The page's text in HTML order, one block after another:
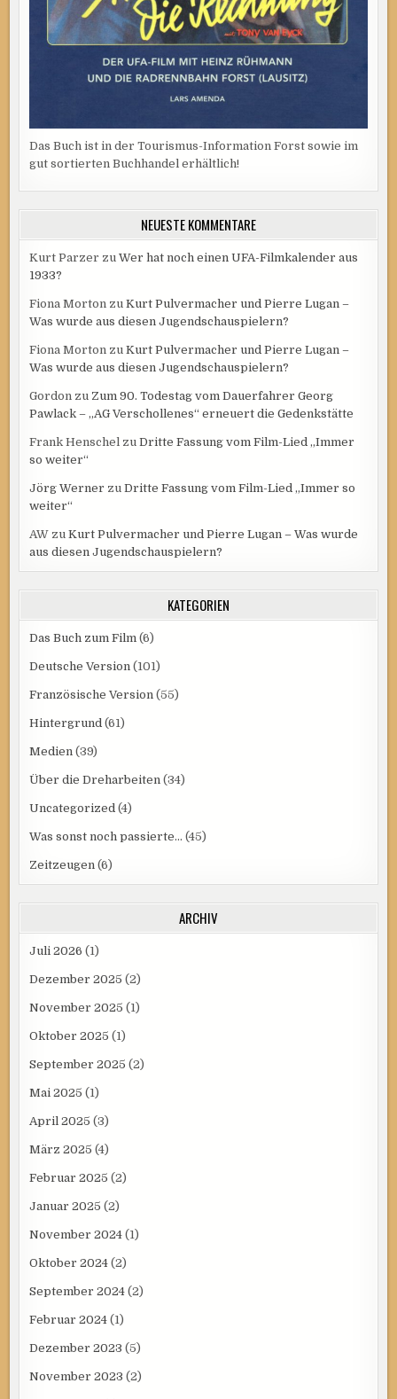
Das Buch ist in der Tourismus-Information Forst sowie im
gut sortierten Buchhandel erhältlich!
NEUESTE KOMMENTARE
Kurt Parzer zuWer hat noch einen UFA-Filmkalender aus
1933?
Fiona Morton zuKurt Pulvermacher und Pierre Lugan –
Was wurde aus diesen Jugendschauspielern?
Fiona Morton zuKurt Pulvermacher und Pierre Lugan –
Was wurde aus diesen Jugendschauspielern?
Gordon zu Zum 90. Todestag vom Dauerfahrer Georg
Pawlack – „AG Verschollenes“ erneuert die Gedenkstätte
Frank Henschel zuDritte Fassung vom Film-Lied „Immer
so weiter“
Jörg Werner zuDritte Fassung vom Film-Lied „Immer so
weiter“
AW zuKurt Pulvermacher und Pierre Lugan – Was wurde
aus diesen Jugendschauspielern?
KATEGORIEN
Das Buch zum Film (6)
Deutsche Version (101)
Französische Version (55)
Hintergrund (61)
Medien (39)
Über die Dreharbeiten (34)
Uncategorized (4)
Was sonst noch passierte… (45)
Zeitzeugen (6)
ARCHIV
Juli 2026 (1)
Dezember 2025 (2)
November 2025 (1)
Oktober 2025 (1)
September 2025 (2)
Mai 2025 (1)
April 2025 (3)
März 2025 (4)
Februar 2025 (2)
Januar 2025 (2)
November 2024 (1)
Oktober 2024 (2)
September 2024 (2)
Februar 2024 (1)
Dezember 2023 (5)
November 2023 (2)